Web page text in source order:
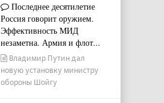
Последнее десятилетие
Россия говорит оружием.
Эффективность МИД
незаметна. Армия и флот...
Владимир Путин дал
новую установку министру
обороны Шойгу